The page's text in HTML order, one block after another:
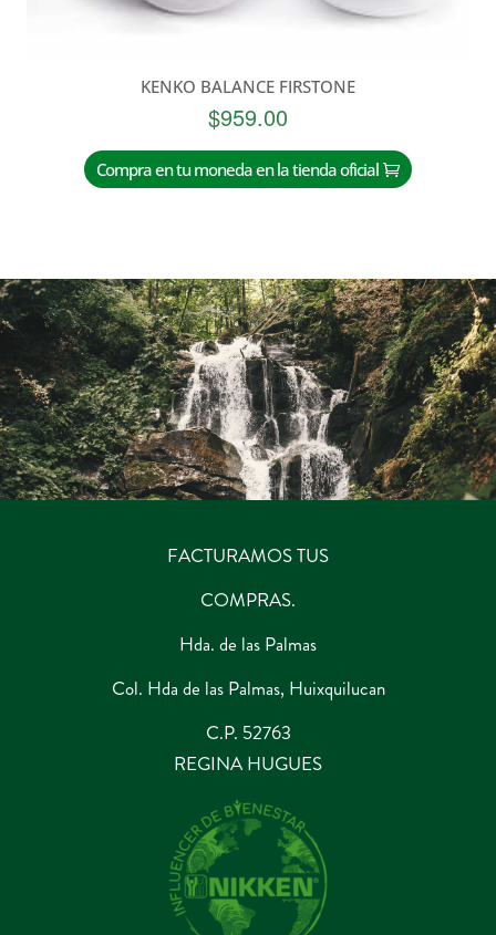
KENKO BALANCE FIRSTONE
$959.00
Compra en tu moneda en la tienda oficial
FACTURAMOS TUS
COMPRAS.
Hda. de las Palmas
Col. Hda de las Palmas, Huixquilucan
C.P. 52763
REGINA HUGUES